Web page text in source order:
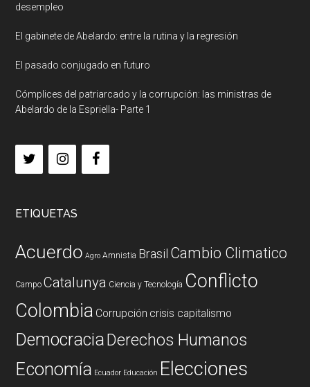
desempleo
El gabinete de Abelardo: entre la rutina y la regresión
El pasado conjugado en futuro
Cómplices del patriarcado y la corrupción: las ministras de
Abelardo de la Espriella- Parte 1
ETIQUETAS
Acuerdo Agro Amnistia Brasil Cambio Climatico
Campo Catalunya Ciencia y Tecnología Conflicto
Colombia Corrupción crisis capitalismo
DemocraciaDerechos Humanos
Economía Ecuador Educación Elecciones